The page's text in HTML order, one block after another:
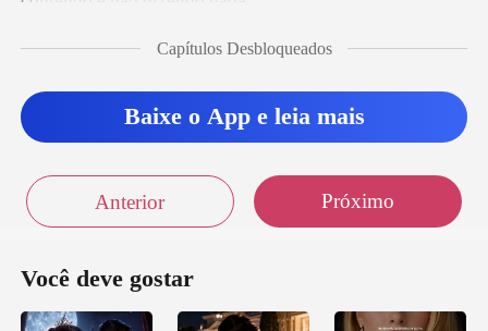
e seguinteCapítulos Desbloqueados
Baixe o App e leia mais
Anterior Próximo
Você deve gostar